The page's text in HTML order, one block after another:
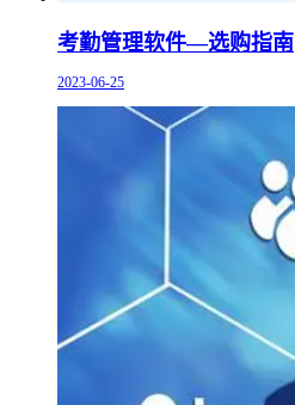
考勤管理软件—选购指南
2023-06-25